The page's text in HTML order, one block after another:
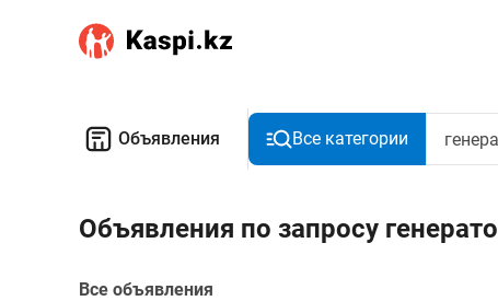
Объявления Все категории
Объявления по запросу
Все объявления